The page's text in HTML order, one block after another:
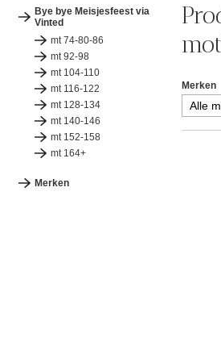
Bye bye Meisjesfeest via
Vinted
mt 74-80-86
mt 92-98
mt 104-110
mt 116-122
mt 128-134
mt 140-146
mt 152-158
mt 164+
Merken
Merken